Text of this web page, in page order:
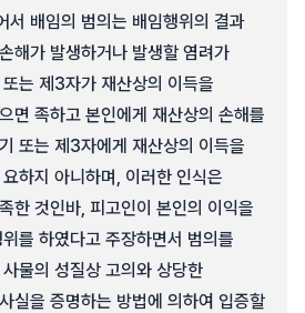
서 배임의 범의는 배임행위의 결과
해가 발생하거나 발생할 염려가
는 제3자가 재산상의 이득을
면 족하고 본인에게 재산상의 손해를
또는 제3자에게 재산상의 이득을
하지 아니하며, 이러한 인식은
한 것인바, 피고인이 본인의 이익을
를 하였다고 주장하면서 범의를
물의 성질상 고의와 상당한
실을 증명하는 방법에 의하여 입증할